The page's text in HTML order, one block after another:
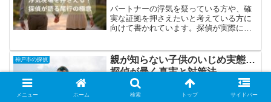
パートナーの浮気を疑っている方や、確
実な証拠を押さえたいと考えている方に
向けて書かれています。探偵が実際に行
ントまで、初心者にも分かりやすく解説
します。
神戸市の探偵
親が知らない子供のいじめ実態…
探偵が暴く真実と対策法
近年、子供のいじめはますます巧妙化・
陰湿化しており、親や教師の目が届かな
メニュー ホーム 検索 トップ サイドバー